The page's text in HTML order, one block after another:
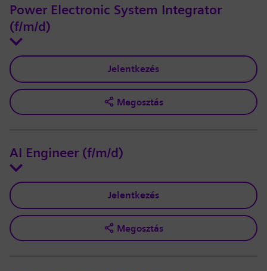
Power Electronic System Integrator
(f/m/d)
Jelentkezés
Megosztás
AI Engineer (f/m/d)
Jelentkezés
Megosztás